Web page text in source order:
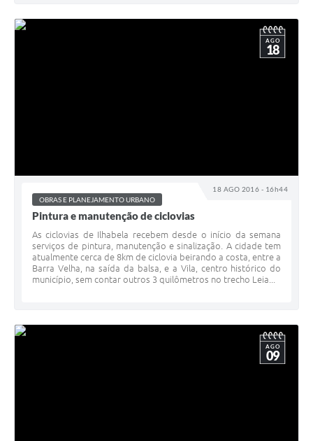
18 AGO 2016 - 16h44
AGO
18
OBRAS E PLANEJAMENTO URBANO
Pintura e manutenção de ciclovias
As ciclovias de Ilhabela recebem desde o início da semana
serviços de pintura, manutenção e sinalização. A cidade tem
atualmente cerca de 8km de ciclovia beirando a costa, entre a
Barra Velha, na saída da balsa, e a Vila, centro histórico do
município, sem contar outros 3 quilômetros no trecho Leia...
AGO
09